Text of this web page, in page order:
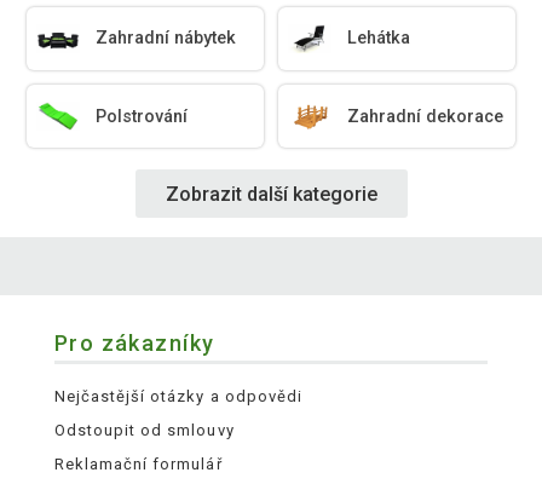
Zahradní nábytek Lehátka
Polstrování Zahradní dekorace
Zobrazit další kategorie
Pro zákazníky
Nejčastější otázky a odpovědi
Odstoupit od smlouvy
Reklamační formulář